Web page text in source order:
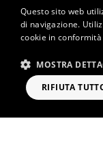
Questo sito
Questo sito web
di navigazione.
cookie in
RIFIUTA
MOSTRA